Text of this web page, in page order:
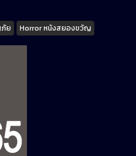
ย Horror หนังสยองขวัญ